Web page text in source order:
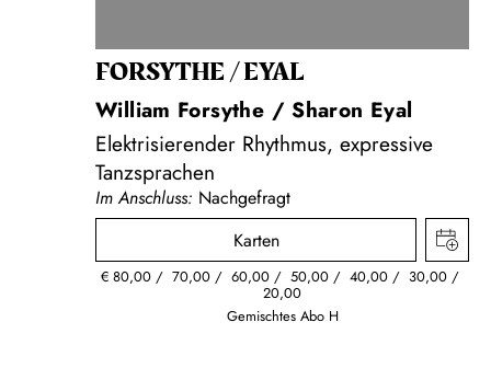
FORSYTHE / EYAL
William Forsythe / Sharon Eyal
Elektrisierender Rhythmus, expressive
Tanzsprachen
Im Anschluss: Nachgefragt
Karten
€ 80,00 70,00 60,00 50,00 40,00 30,00
20,00
Gemischtes Abo H